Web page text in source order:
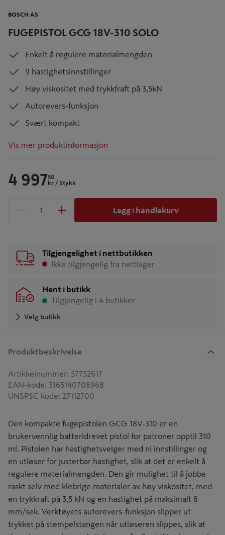
FUGEPISTOL GCG 18V-310 SOLO
BOSCH AS
Enkelt å regulere materialmengden
9 hastighetsinnstillinger
Høy viskositet med trykkfraft på 3,5kN
Autorevers-funksjon
Svært kompakt
Vis mer produktinformasjon
4 99750
kr / Stykk
1 produkter
Legg i handlekurv
Tilgjengelighet i nettbutikken
Ikke tilgjengelig fra nettlager
Hent i butikk
Tilgjengelig i 4 butikker
Velg butikk
Produktbeskrivelse
Artikkelnummer: 57732617
EAN-kode: 3165140708968
UNSPSC kode: 27112700
Den kompakte fugepistolen GCG 18V-310 er en
brukervennlig batteridrevet pistol for patroner opptil 310
ml. Pistolen har hastighetsvelger med ni innstillinger og
en utløser for justerbar hastighet, slik at det er enkelt å
regulere materialmengden. Den gir mulighet til å jobbe
raskt selv med klebrige materialer av høy viskositet, med
en trykkraft på 3,5 kN og en hastighet på maksimalt 8
mm/sek. Verktøyets autorevers-funksjon slipper ut
trykket på stempelstangen når utløseren slippes, slik at